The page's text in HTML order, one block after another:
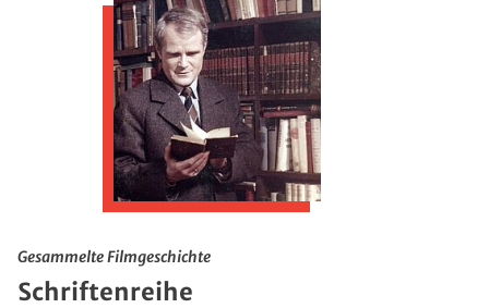
Gesammelte Filmgeschichte
Schriftenreihe